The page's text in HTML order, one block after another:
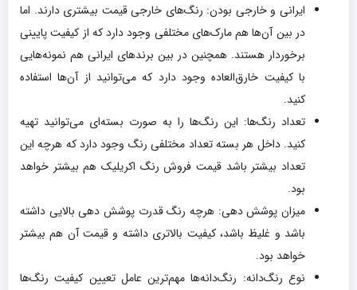
ایرانی و خارجی بودن: رنگ‌های خارجی قیمت بیشتری دارند. اما
در بین آن‌ها هم مارک‌های مختلفی وجود دارد که از کیفیت پایینی
برخوردار هستند. همچنین در بین برندهای ایرانی هم نمونه‌هایی
با کیفیت خارق‌العاده وجود دارد که می‌توانید از آن‌ها استفاده
کنید.
تعداد رنگ‌ها: این رنگ‌ها را به صورت بسته‌ای می‌توانید تهیه
کنید. داخل هر بسته تعداد مختلفی رنگ وجود دارد که هرچه این
تعداد بیشتر باشد قیمت فروش رنگ اکریلیک هم بیشتر خواهد
بود.
میزان پوشش دهی: هرچه رنگ قدرت پوشش دهی بالایی داشته
باشد و غلیظ باشد، کیفیت بالاتری داشته و قیمت آن هم بیشتر
خواهد بود.
نوع رنگ‌دانه: رنگ‌دانه‌ها مهم‌ترین عامل تعیین کیفیت رنگ‌ها